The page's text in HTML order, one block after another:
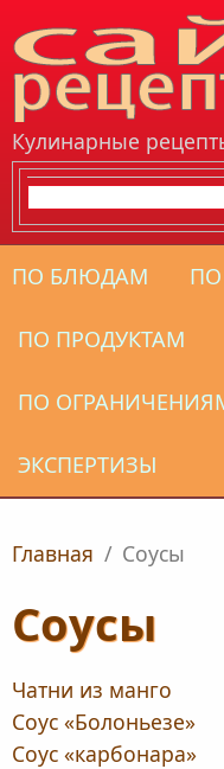
Перейти к
Кулинарные
ПО БЛЮДАМ
ПО ПРОДУКТАМ
ПО
ЭКСПЕРТИЗЫ
Главная / Соусы
Соусы
Чатни из манго
Соус «Болоньезе»
Соус «карбонара»